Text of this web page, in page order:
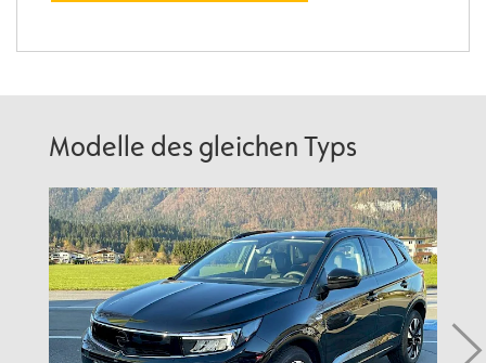
Modelle des gleichen Typs